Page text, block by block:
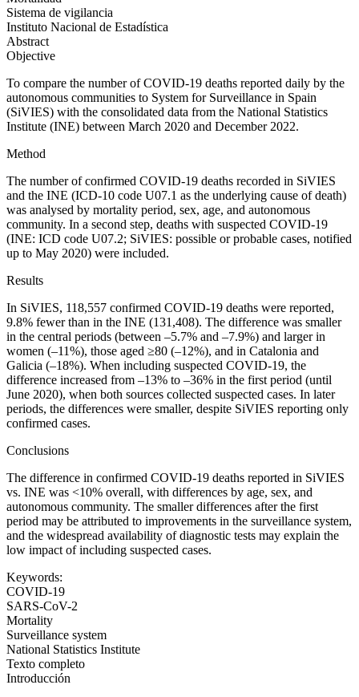
Sistema de vigilancia
Instituto Nacional de Estadística
Abstract
Objective
To compare the number of COVID-19 deaths reported daily by the
autonomous communities to System for Surveillance in Spain
(SiVIES) with the consolidated data from the National Statistics
Institute (INE) between March 2020 and December 2022.
Method
The number of confirmed COVID-19 deaths recorded in SiVIES
and the INE (ICD-10 code U07.1 as the underlying cause of death)
was analysed by mortality period, sex, age, and autonomous
community. In a second step, deaths with suspected COVID-19
(INE: ICD code U07.2; SiVIES: possible or probable cases, notified
up to May 2020) were included.
Results
In SiVIES, 118,557 confirmed COVID-19 deaths were reported,
9.8% fewer than in the INE (131,408). The difference was smaller
in the central periods (between –5.7% and –7.9%) and larger in
women (–11%), those aged ≥80 (–12%), and in Catalonia and
Galicia (–18%). When including suspected COVID-19, the
difference increased from –13% to –36% in the first period (until
June 2020), when both sources collected suspected cases. In later
periods, the differences were smaller, despite SiVIES reporting only
confirmed cases.
Conclusions
The difference in confirmed COVID-19 deaths reported in SiVIES
vs. INE was <10% overall, with differences by age, sex, and
autonomous community. The smaller differences after the first
period may be attributed to improvements in the surveillance system,
and the widespread availability of diagnostic tests may explain the
low impact of including suspected cases.
Keywords:
COVID-19
SARS-CoV-2
Mortality
Surveillance system
National Statistics Institute
Texto completo
Introducción